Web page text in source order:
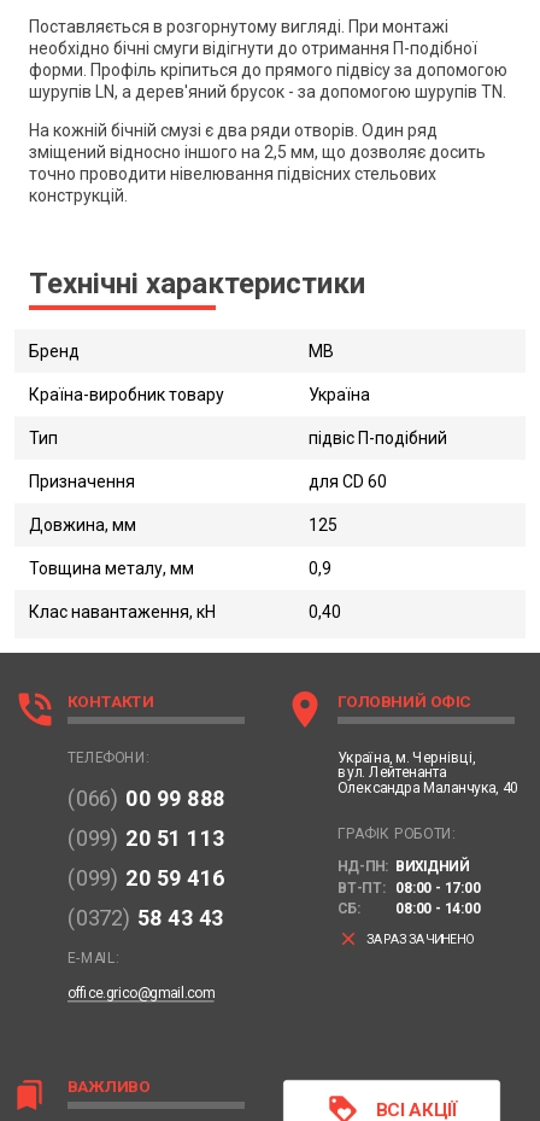
Поставляється в розгорнутому вигляді. При монтажі
необхідно бічні смуги відігнути до отримання П-подібної
форми. Профіль кріпиться до прямого підвісу за допомогою
шурупів LN, а дерев'яний брусок - за допомогою шурупів TN.
На кожній бічній смузі є два ряди отворів. Один ряд
зміщений відносно іншого на 2,5 мм, що дозволяє досить
точно проводити нівелювання підвісних стельових
конструкцій.
Технічні характеристики
Бренд MB
Країна-виробник товару Україна
Тип підвіс П-подібний
Призначення для CD 60
Довжина, мм 125
Товщина металу, мм 0,9
Клас навантаження, кН 0,40
bookmarks ВАЖЛИВО
phone_in_talk КОНТАКТИ
ТЕЛЕФОНИ:
(066) 00 99 888
(099) 20 51 113
(099) 20 59 416
(0372) 58 43 43
E-MAIL:
office.grico@gmail.com
location_on ГОЛОВНИЙ ОФІС
Україна, м. Чернівці,
вул. Лейтенанта
Олександра Маланчука, 40
ГРАФІК РОБОТИ:
НД-ПН: ВИХІДНИЙ
ВТ-ПТ:
08:00 - 17:00
СБ:
08:00 - 14:00
clear ЗАРАЗ ЗАЧИНЕНО
loyalty ВСІ АКЦІЇ